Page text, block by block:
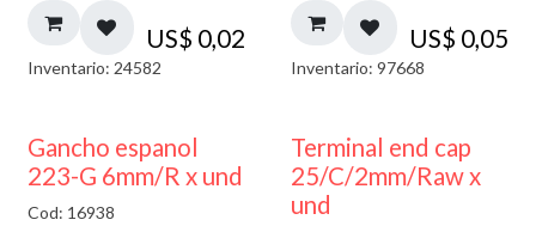
US$ 0,02
Inventario: 24582
US$ 0,05
Inventario: 97668
Gancho espanol
223-G 6mm/R x und
Cod: 16938
Terminal end cap
25/C/2mm/Raw x
und